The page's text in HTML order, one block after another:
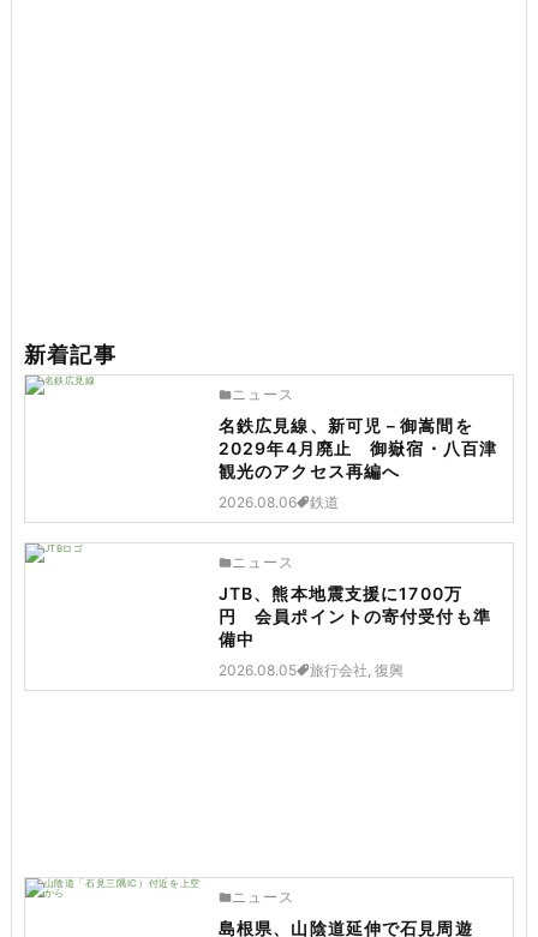
新着記事
ニュース
名鉄広見線、新可児－御嵩間を
2029年4月廃止 御嶽宿・八百津
観光のアクセス再編へ
2026.08.06 鉄道
ニュース
JTB、熊本地震支援に1700万
円 会員ポイントの寄付受付も準
備中
2026.08.05 旅行会社, 復興
ニュース
島根県、山陰道延伸で石見周遊